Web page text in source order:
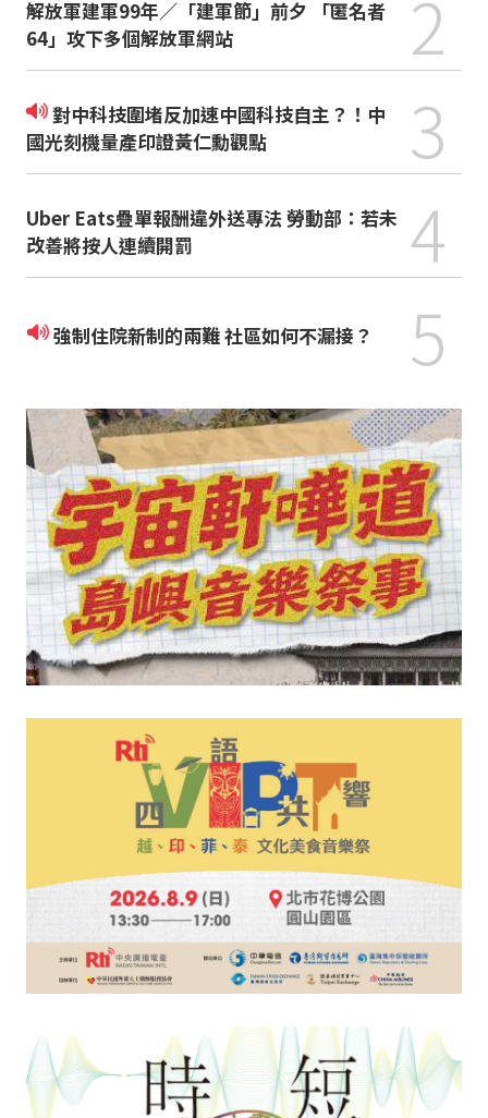
解放軍建軍99年／「建軍節」前夕 「匿名者
64」攻下多個解放軍網站
2
對中科技圍堵反加速中國科技自主？！中
國光刻機量產印證黃仁勳觀點
3
Uber Eats疊單報酬違外送專法 勞動部：若未
改善將按人連續開罰
4
強制住院新制的兩難 社區如何不漏接？ 5